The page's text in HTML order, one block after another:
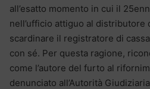
all’esatto momento in cui il
nell’ufficio attiguo al distributore
scardinare il registratore di
con sé. Per questa ragione,
come l’autore del furto al
denunciato all’Autorità